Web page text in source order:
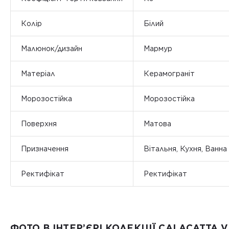
Колір Білий
Малюнок/дизайн Мармур
Матеріал Керамограніт
Морозостійка Морозостійка
Поверхня Матова
Призначення Вітальня, Кухня, Ванна
Ректифікат Ректифікат